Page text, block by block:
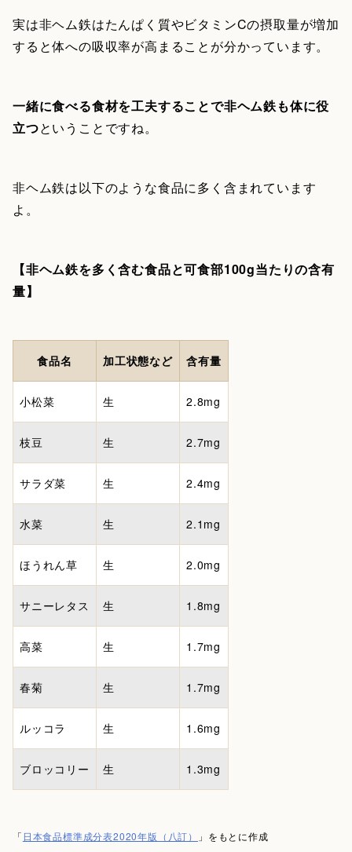
実は非ヘム鉄はたんぱく質やビタミンCの摂取量が増加
すると体への吸収率が高まることが分かっています。
一緒に食べる食材を工夫することで非ヘム鉄も体に役
立つということですね。
非ヘム鉄は以下のような食品に多く含まれています
よ。
【非ヘム鉄を多く含む食品と可食部100g当たりの含有
量】
食品名 加工状態など 含有量
小松菜 生 2.8mg
枝豆 生 2.7mg
サラダ菜 生 2.4mg
水菜 生 2.1mg
ほうれん草 生 2.0mg
サニーレタス 生 1.8mg
高菜 生 1.7mg
春菊 生 1.7mg
ルッコラ 生 1.6mg
ブロッコリー 生 1.3mg
「 日本食品標準成分表2020年版（八訂） 」をもとに作成